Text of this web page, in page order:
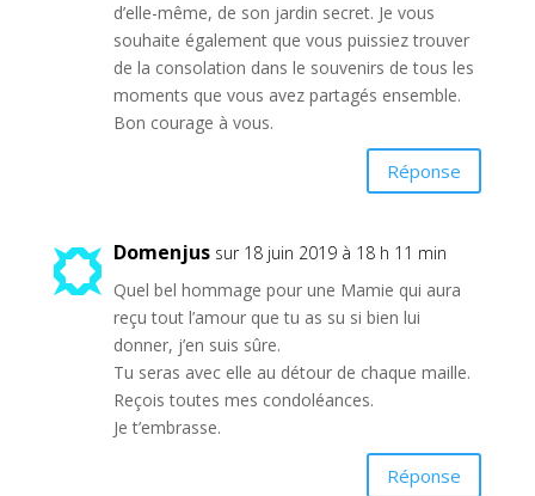
d’elle-même, de son jardin secret. Je vous
souhaite également que vous puissiez trouver
de la consolation dans le souvenirs de tous les
moments que vous avez partagés ensemble.
Bon courage à vous.
Réponse
Domenjus sur 18 juin 2019 à 18 h 11 min
Quel bel hommage pour une Mamie qui aura
reçu tout l’amour que tu as su si bien lui
donner, j’en suis sûre.
Tu seras avec elle au détour de chaque maille.
Reçois toutes mes condoléances.
Je t’embrasse.
Réponse